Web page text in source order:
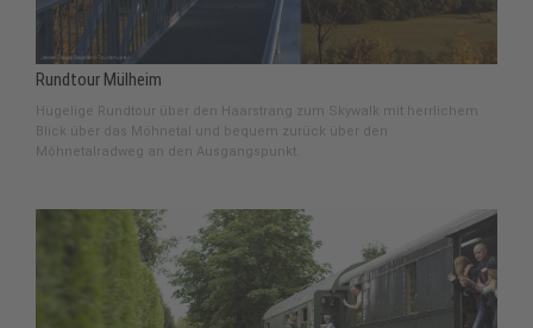
Rundtour Mülheim
Hügelige Rundtour über den Haarstrang zum Skywalk mit herrlichem
Blick über das Möhnetal und bequem zurück über den
Möhnetalradweg an den Ausgangspunkt.